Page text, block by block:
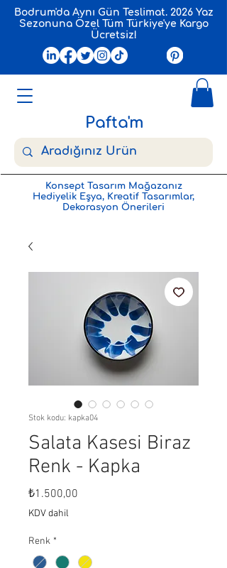
Pafta'm
Bodrum'da Aynı Gün Teslimat. 2026 Yaz
Sezonuna Özel Tüm Türkiye'ye Kargo
Ücretsiz!
Konsept Tasarım Mağazanız
Hediyelik Eşya, Kreatif Tasarımlar,
Dekorasyon Önerileri
Stok kodu: kapka04
Salata Kasesi Biraz
Renk - Kapka
₺1.500,00
KDV dahil
Renk *